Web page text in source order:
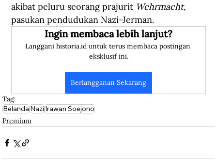
akibat peluru seorang prajurit Wehrmacht,
pasukan pendudukan Nazi-Jerman.
Ingin membaca lebih lanjut?
Langgani historia.id untuk terus membaca postingan
eksklusif ini.
Berlangganan Sekarang
Tag:
BelandaNaziIrawan Soejono
Premium